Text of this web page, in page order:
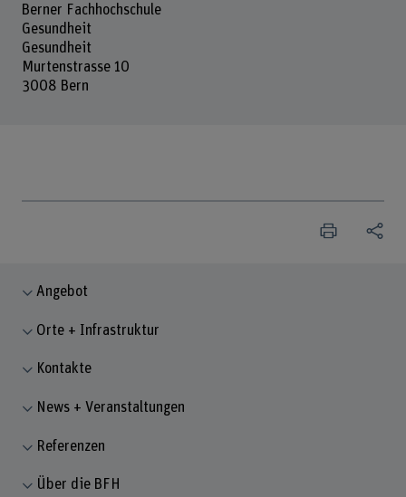
Berner Fachhochschule
Gesundheit
Gesundheit
Murtenstrasse 10
3008 Bern
Angebot
Orte + Infrastruktur
Kontakte
News + Veranstaltungen
Referenzen
Über die BFH